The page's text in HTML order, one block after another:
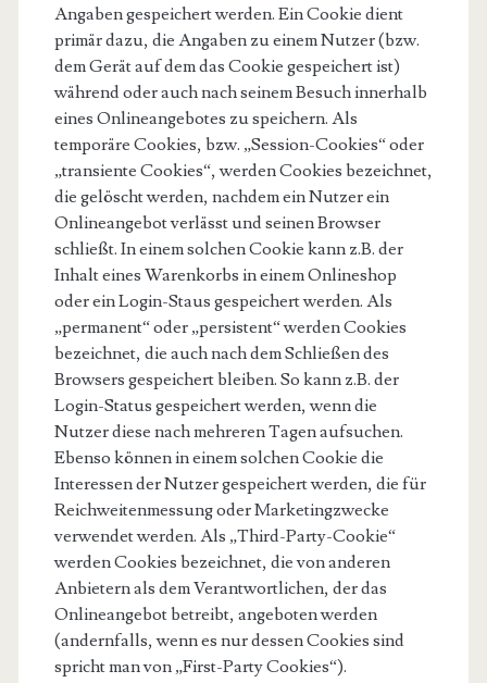
Angaben gespeichert werden. Ein Cookie dient
primär dazu, die Angaben zu einem Nutzer (bzw.
dem Gerät auf dem das Cookie gespeichert ist)
während oder auch nach seinem Besuch innerhalb
eines Onlineangebotes zu speichern. Als
temporäre Cookies, bzw. „Session-Cookies“ oder
„transiente Cookies“, werden Cookies bezeichnet,
die gelöscht werden, nachdem ein Nutzer ein
Onlineangebot verlässt und seinen Browser
schließt. In einem solchen Cookie kann z.B. der
Inhalt eines Warenkorbs in einem Onlineshop
oder ein Login-Staus gespeichert werden. Als
„permanent“ oder „persistent“ werden Cookies
bezeichnet, die auch nach dem Schließen des
Browsers gespeichert bleiben. So kann z.B. der
Login-Status gespeichert werden, wenn die
Nutzer diese nach mehreren Tagen aufsuchen.
Ebenso können in einem solchen Cookie die
Interessen der Nutzer gespeichert werden, die für
Reichweitenmessung oder Marketingzwecke
verwendet werden. Als „Third-Party-Cookie“
werden Cookies bezeichnet, die von anderen
Anbietern als dem Verantwortlichen, der das
Onlineangebot betreibt, angeboten werden
(andernfalls, wenn es nur dessen Cookies sind
spricht man von „First-Party Cookies“).